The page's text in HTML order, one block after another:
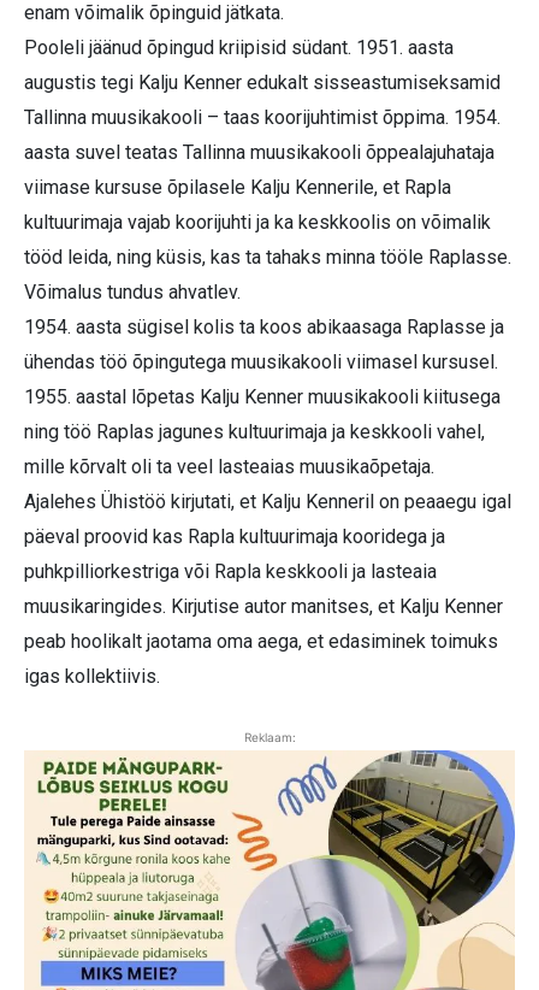
enam võimalik õpinguid jätkata.
Pooleli jäänud õpingud kriipisid südant. 1951. aasta
augustis tegi Kalju Kenner edukalt sisseastumiseksamid
Tallinna muusikakooli – taas koorijuhtimist õppima. 1954.
aasta suvel teatas Tallinna muusikakooli õppealajuhataja
viimase kursuse õpilasele Kalju Kennerile, et Rapla
kultuurimaja vajab koorijuhti ja ka keskkoolis on võimalik
tööd leida, ning küsis, kas ta tahaks minna tööle Raplasse.
Võimalus tundus ahvatlev.
1954. aasta sügisel kolis ta koos abikaasaga Raplasse ja
ühendas töö õpingutega muusikakooli viimasel kursusel.
1955. aastal lõpetas Kalju Kenner muusikakooli kiitusega
ning töö Raplas jagunes kultuurimaja ja keskkooli vahel,
mille kõrvalt oli ta veel lasteaias muusikaõpetaja.
Ajalehes Ühistöö kirjutati, et Kalju Kenneril on peaaegu igal
päeval proovid kas Rapla kultuurimaja kooridega ja
puhkpilliorkestriga või Rapla keskkooli ja lasteaia
muusikaringides. Kirjutise autor manitses, et Kalju Kenner
peab hoolikalt jaotama oma aega, et edasiminek toimuks
igas kollektiivis.
Reklaam: